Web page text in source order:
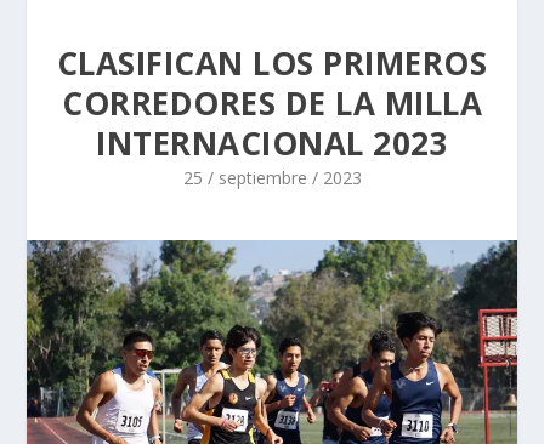
CLASIFICAN LOS PRIMEROS
CORREDORES DE LA MILLA
INTERNACIONAL 2023
25 / septiembre / 2023